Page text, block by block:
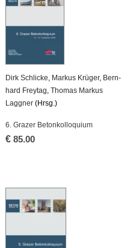
Dirk Schli­cke, Mar­kus Krü­ger, Bern­
hard Frey­tag,Tho­mas Mar­kus
Lagg­ner (Hrsg.)
6. Gra­zer Be­ton­kol­lo­qui­um
€ 85.00